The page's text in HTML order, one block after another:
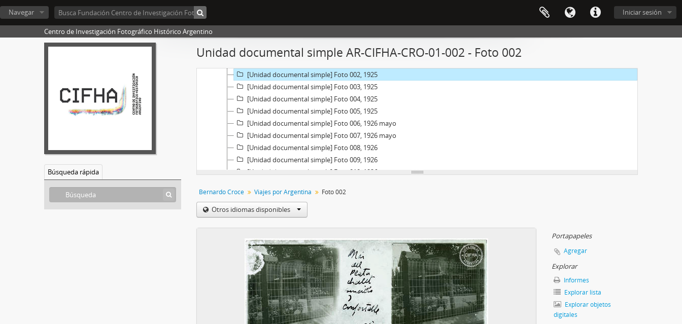
Iniciar sesión
Navegar
Centro de Investigación Fotográfico Histórico Argentino
Búsqueda rápida
Unidad documental simple AR-CIFHA-CRO-01-002 - Foto 002
[Fondo] Bernardo Croce, 1910-1937
[Serie] Viajes por Argentina, 1913-1935
[Unidad documental simple] Foto 001, 1925
[Unidad documental simple] Foto 002, 1925
[Unidad documental simple] Foto 003, 1925
[Unidad documental simple] Foto 004, 1925
[Unidad documental simple] Foto 005, 1925
[Unidad documental simple] Foto 006, 1926 mayo
[Unidad documental simple] Foto 007, 1926 mayo
[Unidad documental simple] Foto 008, 1926
[Unidad documental simple] Foto 009, 1926
[Unidad documental simple] Foto 010, 1926
[Unidad documental simple] Foto 012, 1926 mayo
[Unidad documental simple] Foto 013, 1926
[Unidad documental simple] Foto 014, 1926
[Unidad documental simple] Foto 016, 1926
[Unidad documental simple] Foto 017, 1926
[Unidad documental simple] Foto 018, 1926
[Unidad documental simple] Foto 019, 1926
[Unidad documental simple] Foto 020, 1926
[Unidad documental simple] Foto 021, 1926
[Unidad documental simple] Foto 022, 1925-1935
Bernardo Croce Viajes por Argentina Foto 002
Otros idiomas disponibles
Portapapeles
Agregar
Explorar
Informes
Explorar lista
Explorar objetos
digitales